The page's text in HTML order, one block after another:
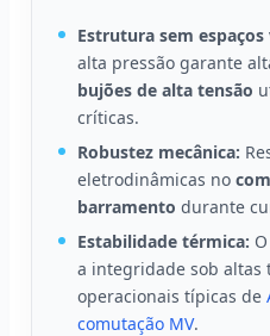
Estrutura sem espaços
alta pressão garante
bujões de alta tensão
críticas.
Robustez mecânica:
eletrodinâmicas no
barramento durante
Estabilidade térmica:
a integridade sob altas
operacionais típicas de
comutação MV.